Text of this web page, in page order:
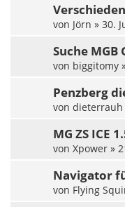
von Jörn » 30.
Suche MGB
von biggitomy
Penzberg
von dieterrauh
MG ZS ICE
von Xpower »
Navigator
von Flying